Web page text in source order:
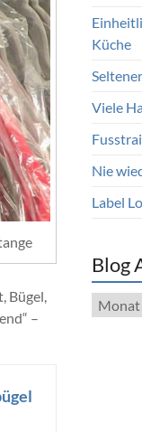
Bügel,
–
Küche
Viele
Nie
Label
Blog
Blog
Archiv